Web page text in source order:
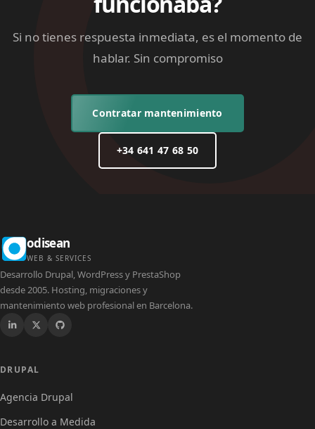
Si no tienes respuesta inmediata, es el momento de
hablar. Sin compromiso
Contratar mantenimiento
+34 641 47 68 50
odisean
WEB & SERVICES
Desarrollo Drupal, WordPress y PrestaShop
desde 2005. Hosting, migraciones y
mantenimiento web profesional en Barcelona.
Drupal
DRUPAL
Agencia Drupal
Desarrollo a Medida